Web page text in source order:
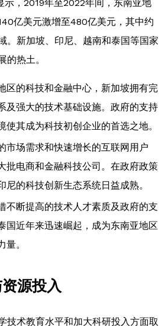
，2019年至2022年间，东南亚地
亿美元激增至480亿美元，其中约
。新加坡、印尼、越南和泰国等国家
的热土。
区的科技和金融中心，新加坡拥有完
及强大的技术基础设施。政府的支持
使其成为科技初创企业的首选之地。
市场需求和快速增长的互联网用户
批电商和金融科技公司。在政府政策
尼的科技创新生态系统日益成熟。
不断提高的技术人才素质及政府的支
国近年来迅速崛起，成为东南亚地区
。
源投入
技术教育水平和加大科研投入方面取